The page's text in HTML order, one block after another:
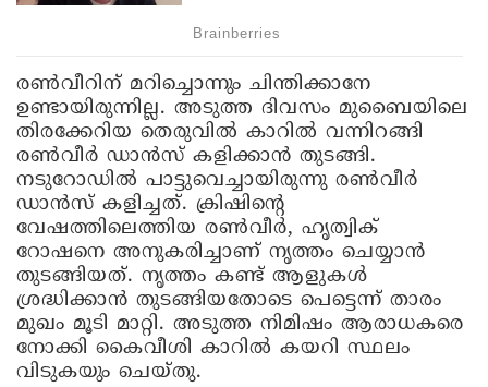
രൺവീറിന് മറിച്ചൊന്നും ചിന്തിക്കാനേ
ഉണ്ടായിരുന്നില്ല. അടുത്ത ദിവസം മുബൈയിലെ
തിരക്കേറിയ തെരുവിൽ കാറിൽ വന്നിറങ്ങി
രൺവീർ ഡാൻസ് കളിക്കാൻ തുടങ്ങി.
നടുറോഡിൽ പാട്ടുവെച്ചായിരുന്നു രൺവീർ
ഡാൻസ് കളിച്ചത്. ക്രിഷിന്റെ
വേഷത്തിലെത്തിയ രൺവീർ, ഹൃത്വിക്
റോഷനെ അനുകരിച്ചാണ് നൃത്തം ചെയ്യാൻ
തുടങ്ങിയത്. നൃത്തം കണ്ട് ആളുകൾ
ശ്രദ്ധിക്കാൻ തുടങ്ങിയതോടെ പെട്ടെന്ന് താരം
മുഖം മൂടി മാറ്റി. അടുത്ത നിമിഷം ആരാധകരെ
നോക്കി കൈവീശി കാറിൽ കയറി സ്ഥലം
വിടുകയും ചെയ്തു.